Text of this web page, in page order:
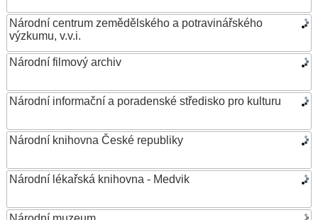
Národní centrum zemědělského a potravinářského
výzkumu, v.v.i.
Národní filmový archiv
Národní informační a poradenské středisko pro kulturu
Národní knihovna České republiky
Národní lékařská knihovna - Medvik